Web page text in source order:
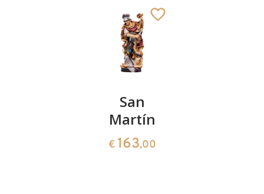
San
Martín
€ 163,00